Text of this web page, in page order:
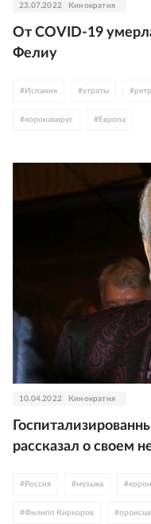
23.07.2022 Кинократия
От COVID-19
Фелиу
# Испания #утраты #
#коронавирус # Европа
10.04.2022 Кинократия
рассказал о своем
# Россия #музыка #
#Филипп Киркоров #